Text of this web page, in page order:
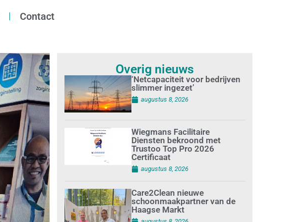
Contact
Overig nieuws
‘Netcapaciteit voor bedrijven
slimmer ingezet’
augustus 8, 2026
Wiegmans Facilitaire
Diensten bekroond met
Trustoo Top Pro 2026
Certificaat
augustus 8, 2026
Care2Clean nieuwe
schoonmaakpartner van de
Haagse Markt